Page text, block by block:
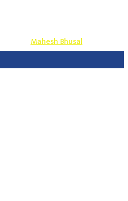
By-Mahesh Bhusal